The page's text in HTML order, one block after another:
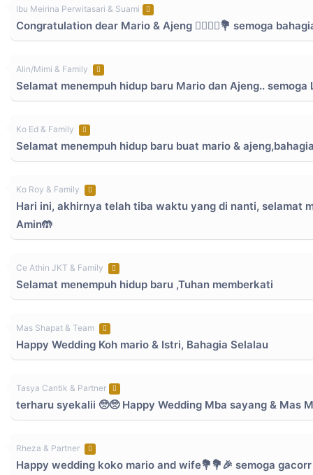
Ibu Meirina Perwitasari & Suami
Congratulation dear Mario & Ajeng 👰‍♀️🤵‍♂️💐 semoga
Alin/Mimi & Family
Selamat menempuh hidup baru Mario dan Ajeng.. semoga
Ko Ed & Family
Selamat menempuh hidup baru buat mario &
Ko Roy & Family
Hari ini, akhirnya telah tiba waktu yang di nanti, selamat
Amin🤲
Ce Athin JKT & Family
Selamat menempuh hidup baru ,Tuhan memberkati
Mas Shapat & Team
Happy Wedding Koh mario & Istri, Bahagia Selalau
Tasya Cantik & Partner
terharu syekalii 🥺🥺 Happy Wedding Mba sayang & Mas
Rheza & Partner
Happy wedding koko mario and wife💐💐🎉 semoga